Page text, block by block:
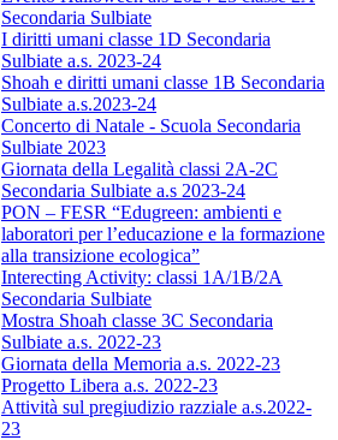
Secondaria Sulbiate
I diritti umani classe 1D Secondaria
Sulbiate a.s. 2023-24
Shoah e diritti umani classe 1B Secondaria
Sulbiate a.s.2023-24
Concerto di Natale - Scuola Secondaria
Sulbiate 2023
Giornata della Legalità classi 2A-2C
Secondaria Sulbiate a.s 2023-24
PON – FESR “Edugreen: ambienti e
laboratori per l’educazione e la formazione
alla transizione ecologica”
Interecting Activity: classi 1A/1B/2A
Secondaria Sulbiate
Mostra Shoah classe 3C Secondaria
Sulbiate a.s. 2022-23
Giornata della Memoria a.s. 2022-23
Progetto Libera a.s. 2022-23
Attività sul pregiudizio razziale a.s.2022-
23